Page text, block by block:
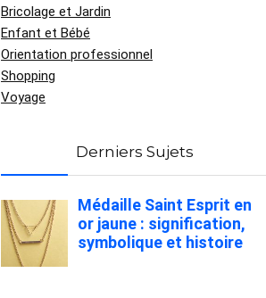
Bricolage et Jardin
Enfant et Bébé
Orientation professionnel
Shopping
Voyage
Derniers Sujets
Médaille Saint Esprit en
or jaune : signification,
symbolique et histoire